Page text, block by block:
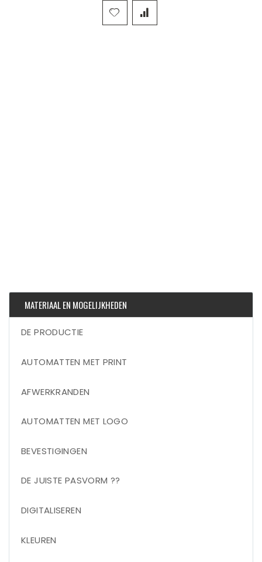
MATERIAAL EN MOGELIJKHEDEN
DE PRODUCTIE
AUTOMATTEN MET PRINT
AFWERKRANDEN
AUTOMATTEN MET LOGO
BEVESTIGINGEN
DE JUISTE PASVORM ??
DIGITALISEREN
KLEUREN